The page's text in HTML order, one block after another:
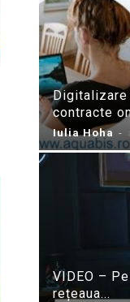
Digitalizare
contracte
Iulia Hoha -
VIDEO –
rețeaua...